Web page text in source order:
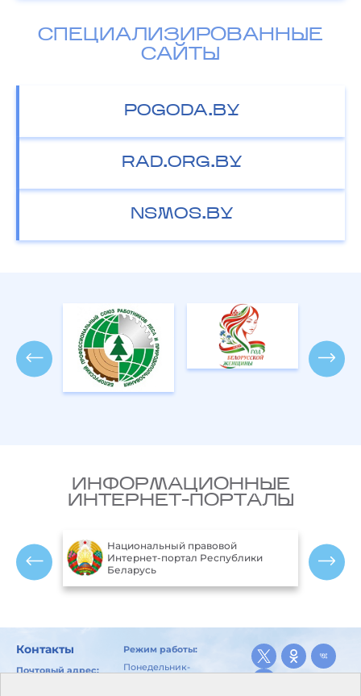
СПЕЦИАЛИЗИРОВАННЫЕ
САЙТЫ
POGODA.BY
RAD.ORG.BY
NSMOS.BY
ИНФОРМАЦИОННЫЕ
ИНТЕРНЕТ-ПОРТАЛЫ
Национальный правовой
Интернет-портал Республики
Беларусь
Контакты
Почтовый адрес:
Режим работы:
Понедельник-